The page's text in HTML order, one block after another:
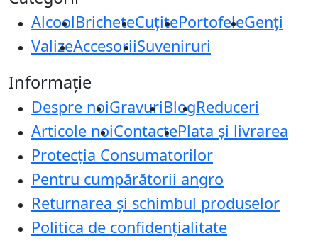
AlcoolBricheteCuțitePortofeleGenți
ValizeAccesoriiSuveniruri
Informație
Despre noiGravuriBlogReduceri
Articole noiContactePlata și livrarea
Protecţia Consumatorilor
Pentru cumpărătorii angro
Returnarea și schimbul produselor
Politica de confidențialitate